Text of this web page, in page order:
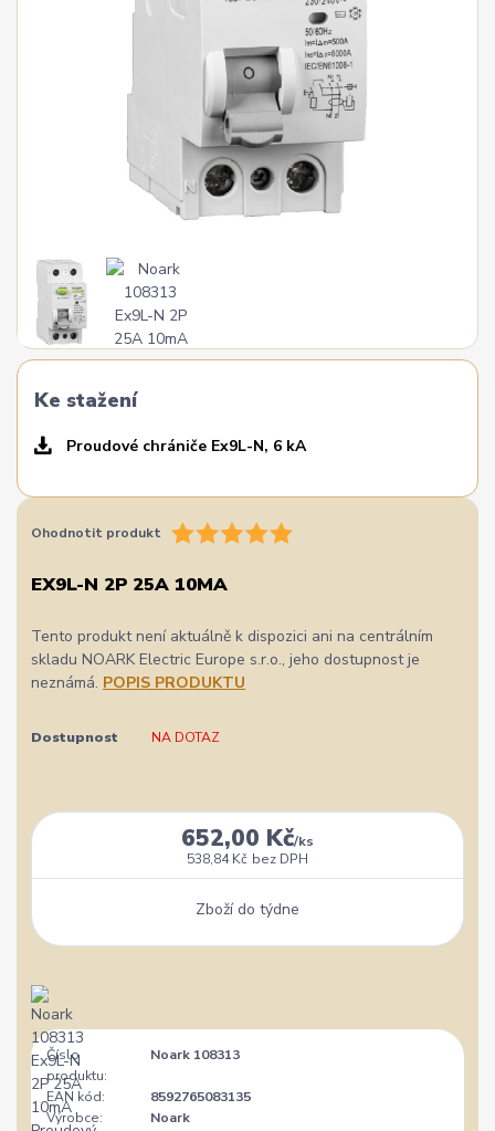
Ke stažení
Proudové chrániče Ex9L-N, 6 kA
Ohodnotit produkt
EX9L-N 2P 25A 10MA
Tento produkt není aktuálně k dispozici ani na centrálním
skladu NOARK Electric Europe s.r.o., jeho dostupnost je
neznámá. POPIS PRODUKTU
Dostupnost NA DOTAZ
652,00 Kč/ks
538,84 Kč bez DPH
Zboží do týdne
Číslo
produktu:
Noark 108313
EAN kód:
8592765083135
Výrobce:
Noark